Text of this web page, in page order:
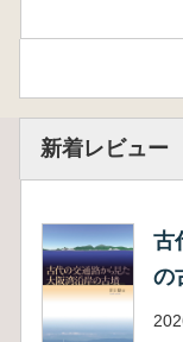
新着レビュー
古
の